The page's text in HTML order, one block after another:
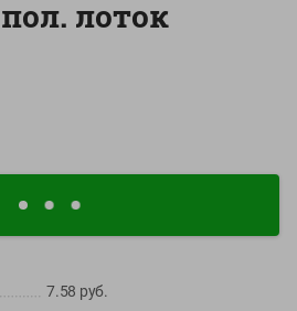
лоток
7.58 руб.